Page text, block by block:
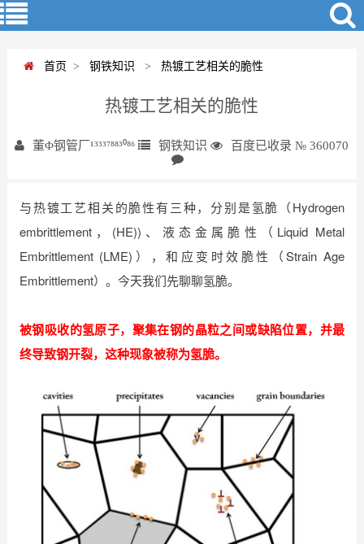
首页 > 钢铁知识 > 热镀工艺相关的脆性
热镀工艺相关的脆性
董Φ钢管厂¹³³³⁷⁸⁸³⁰⁸⁶ 钢铁知识 百度已收录 № 360070
与热镀工艺相关的脆性有三种，分别是氢脆（Hydrogen
embrittlement，(HE)) 、液态金属脆性（Liquid Metal
Embrittlement (LME)），和应变时效脆性（Strain Age
Embrittlement）。今天我们先聊聊氢脆。
被钢吸收的氢原子，聚集在钢的晶粒之间或缺陷位置，并最
终导致钢开裂，这种现象被称为氢脆。